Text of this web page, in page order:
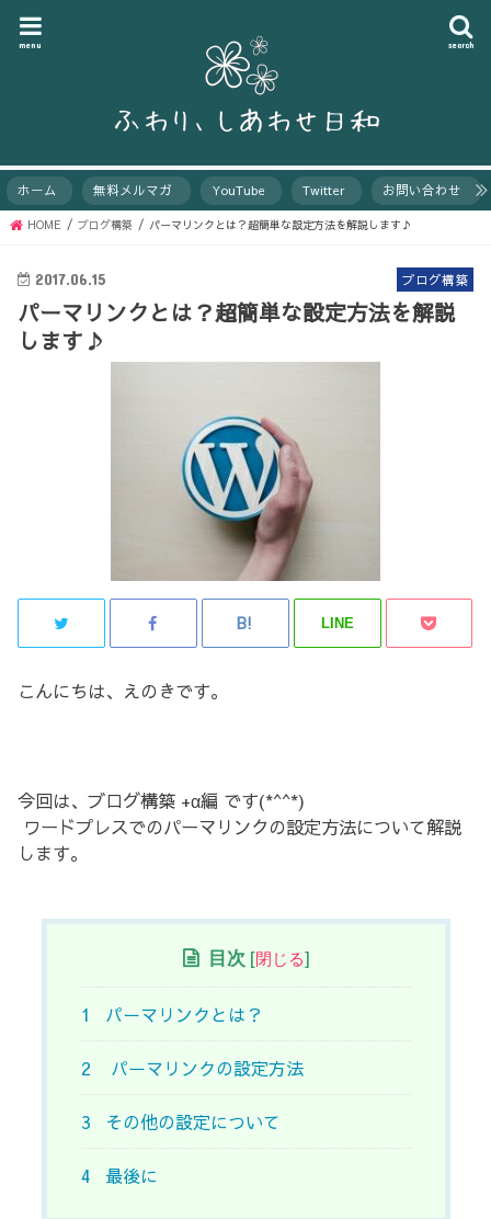
search
menu
ホーム 無料メルマガ YouTube Twitter お問い合わせ
HOME ブログ構築 パーマリンクとは？超簡単な設定方法を解説します♪
ブログ構築
2017.06.15
パーマリンクとは？超簡単な設定方法を解説
します♪
LINE
こんにちは、えのきです。
今回は、ブログ構築 +α編 です(*^^*)
ワードプレスでのパーマリンクの設定方法について解説
します。
目次 [閉じる]
1 パーマリンクとは？
2 パーマリンクの設定方法
3 その他の設定について
4 最後に